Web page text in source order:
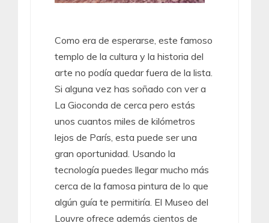
Como era de esperarse, este famoso
templo de la cultura y la historia del
arte no podía quedar fuera de la lista.
Si alguna vez has soñado con ver a
La Gioconda de cerca pero estás
unos cuantos miles de kilómetros
lejos de París, esta puede ser una
gran oportunidad. Usando la
tecnología puedes llegar mucho más
cerca de la famosa pintura de lo que
algún guía te permitiría. El Museo del
Louvre ofrece además cientos de